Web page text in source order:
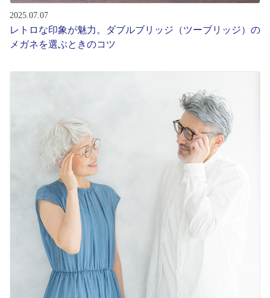
2025.07.07
レトロな印象が魅力。ダブルブリッジ（ツーブリッジ）の
メガネを選ぶときのコツ